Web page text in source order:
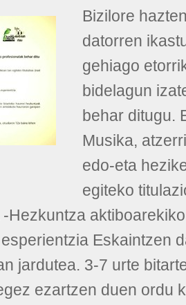
Bizilore
datorren
gehiago
bidelagun
behar ditugu.
Musika,
edo-eta
egiteko
Hezkuntza
Eskaintzen
jardutea. 3-7 urte
ezartzen duen ordu